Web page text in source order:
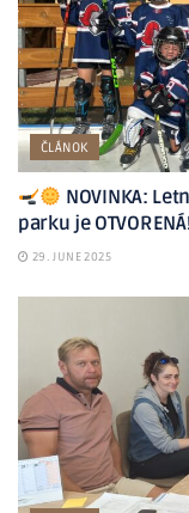
ČLÁNOK
NOVINKA:
parku je
29. JUNE 2025